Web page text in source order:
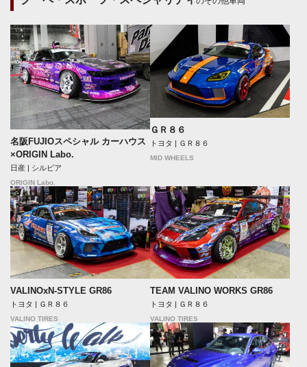
名阪FUJIOスペシャル カーハウス
×ORIGIN Labo.
日産 | シルビア
ORIGIN Labo.
ＧＲ８６
トヨタ | ＧＲ８６
MID WHEELS
VALINOxN-STYLE GR86
トヨタ | ＧＲ８６
VALINO TIRES
TEAM VALINO WORKS GR86
トヨタ | ＧＲ８６
VALINO TIRES